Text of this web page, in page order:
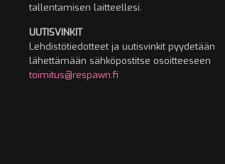
tallentamisen laitteellesi.
UUTISVINKIT
Lehdistötiedotteet ja uutisvinkit pyydetään
lähettämään sähköpostitse osoitteeseen
toimitus@respawn.fi